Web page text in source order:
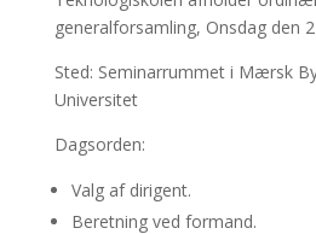
generalforsamling, Onsdag den
Sted: Seminarrummet i Mærsk
Universitet
Dagsorden:
Valg af dirigent.
Beretning ved formand.